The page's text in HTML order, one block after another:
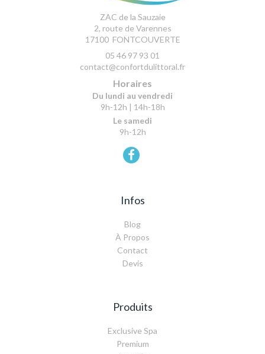
ZAC de la Sauzaie
2, route de Varennes
17100 FONTCOUVERTE
05 46 97 93 01
contact@confortdulittoral.fr
Horaires
Du lundi au vendredi
9h-12h | 14h-18h
Le samedi
9h-12h
Infos
Blog
À Propos
Contact
Devis
Produits
Exclusive Spa
Premium